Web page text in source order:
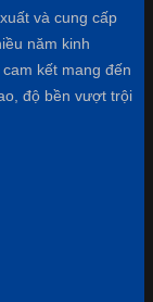
và cung cấp
năm kinh
kết mang đến
độ bền vượt trội